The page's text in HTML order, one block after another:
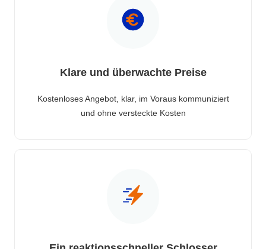
Klare und überwachte Preise
Kostenloses Angebot, klar, im Voraus kommuniziert
und ohne versteckte Kosten